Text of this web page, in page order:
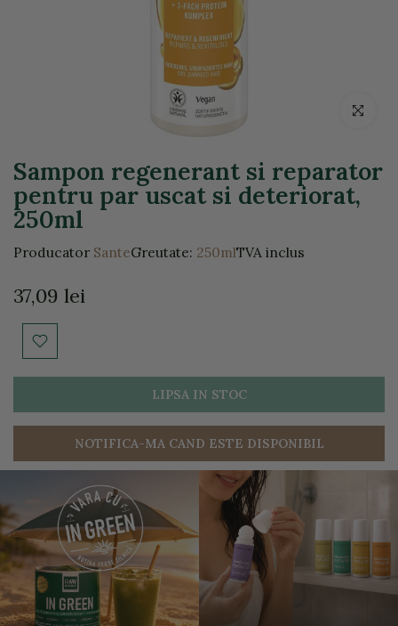
Click
Sampon regenerant si reparator
pentru par uscat si deteriorat,
250ml
Producator SanteGreutate: 250mlTVA inclus
37,09 lei
LIPSA IN STOC
NOTIFICA-MA CAND ESTE DISPONIBIL